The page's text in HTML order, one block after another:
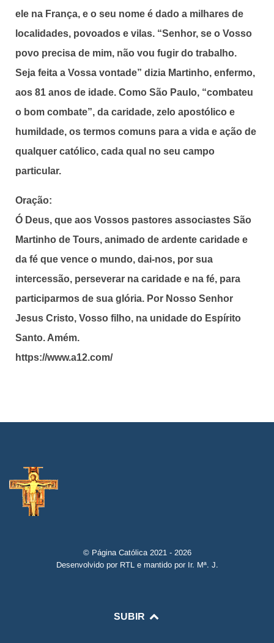
ele na França, e o seu nome é dado a milhares de
localidades, povoados e vilas. “Senhor, se o Vosso
povo precisa de mim, não vou fugir do trabalho.
Seja feita a Vossa vontade” dizia Martinho, enfermo,
aos 81 anos de idade. Como São Paulo, “combateu
o bom combate”, da caridade, zelo apostólico e
humildade, os termos comuns para a vida e ação de
qualquer católico, cada qual no seu campo
particular.
Oração:
Ó Deus, que aos Vossos pastores associastes São
Martinho de Tours, animado de ardente caridade e
da fé que vence o mundo, dai-nos, por sua
intercessão, perseverar na caridade e na fé, para
participarmos de sua glória. Por Nosso Senhor
Jesus Cristo, Vosso filho, na unidade do Espírito
Santo. Amém.
https://www.a12.com/
© Página Católica 2021 - 2026
Desenvolvido por RTL e mantido por Ir. Mª. J.
SUBIR